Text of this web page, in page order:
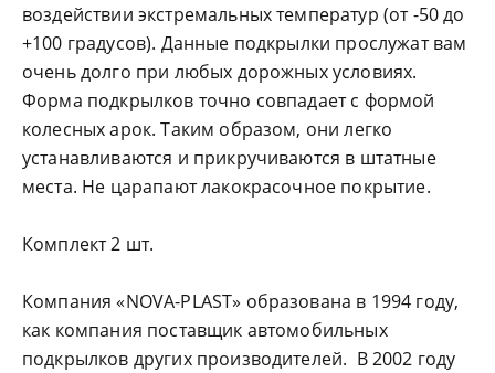
воздействии экстремальных температур (от -50 до
+100 градусов). Данные подкрылки прослужат вам
очень долго при любых дорожных условиях.
Форма подкрылков точно совпадает с формой
колесных арок. Таким образом, они легко
устанавливаются и прикручиваются в штатные
места. Не царапают лакокрасочное покрытие.
Комплект 2 шт.
Компания «NOVA-PLAST» образована в 1994 году,
как компания поставщик автомобильных
подкрылков других производителей. В 2002 году